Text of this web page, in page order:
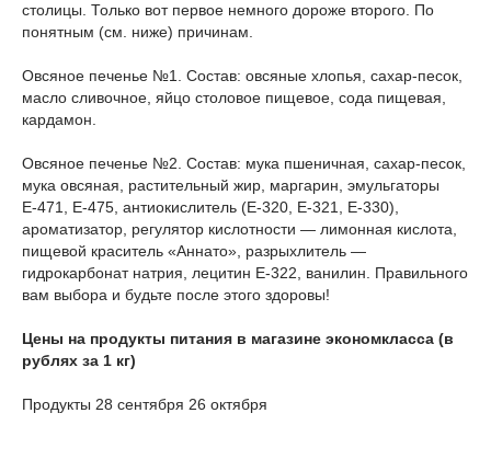
столицы. Только вот первое немного дороже второго. По
понятным (см. ниже) причинам.
Овсяное печенье №1. Состав: овсяные хлопья, сахар-песок,
масло сливочное, яйцо столовое пищевое, сода пищевая,
кардамон.
Овсяное печенье №2. Состав: мука пшеничная, сахар-песок,
мука овсяная, растительный жир, маргарин, эмульгаторы
Е-471, Е-475, антиокислитель (Е-320, Е-321, Е-330),
ароматизатор, регулятор кислотности — лимонная кислота,
пищевой краситель «Аннато», разрыхлитель —
гидрокарбонат натрия, лецитин Е-322, ванилин. Правильного
вам выбора и будьте после этого здоровы!
Цены на продукты питания в магазине экономкласса (в
рублях за 1 кг)
Продукты 28 сентября 26 октября